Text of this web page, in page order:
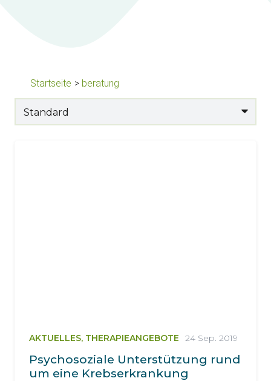
Startseite > beratung
AKTUELLES, THERAPIEANGEBOTE 24 Sep. 2019
Psychosoziale Unterstützung rund
um eine Krebserkrankung